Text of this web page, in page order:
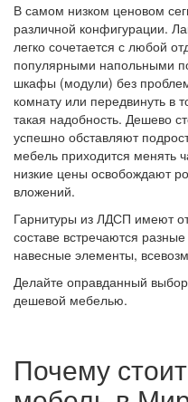
В самом низком ценовом
различной конфигурации.
легко сочетается с любой
популярными напольными
шкафы (модули) без
комнату или передвинуть в
такая надобность. Дешево
успешно обставляют
мебель приходится менять
низкие цены освобождают
вложений.
Гарнитуры из ЛДСП имеют
составе встречаются
навесные элементы,
Делайте оправданный
дешевой мебелью.
Почему